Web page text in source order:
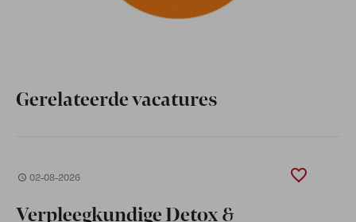
Gerelateerde vacatures
02-08-2026
Verpleegkundige Detox &